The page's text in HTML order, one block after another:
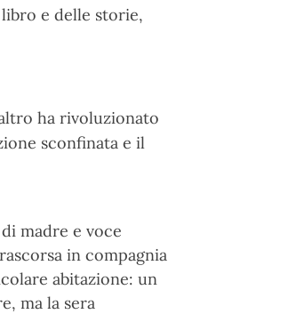
e delle storie,
ha rivoluzionato
sconfinata e il
madre e voce
in compagnia
abitazione: un
ma la sera